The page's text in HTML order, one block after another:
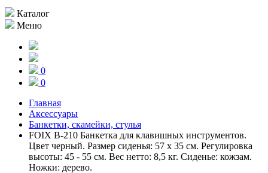
Каталог
Меню
0
0
Главная
Аксессуары
Банкетки, скамейки, стулья
FOIX B-210 Банкетка для клавишных инструментов.
Цвет черный. Размер сиденья: 57 х 35 см. Регулировка
высоты: 45 - 55 см. Вес нетто: 8,5 кг. Сиденье: кожзам.
Ножки: дерево.